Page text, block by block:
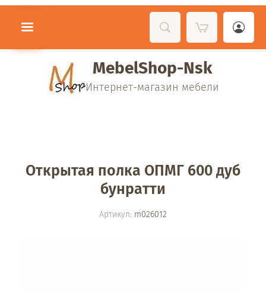
MebelShop-Nsk
Интернет-магазин мебели
Открытая полка ОПМГ 600 дуб
бунратти
Артикул: m026012